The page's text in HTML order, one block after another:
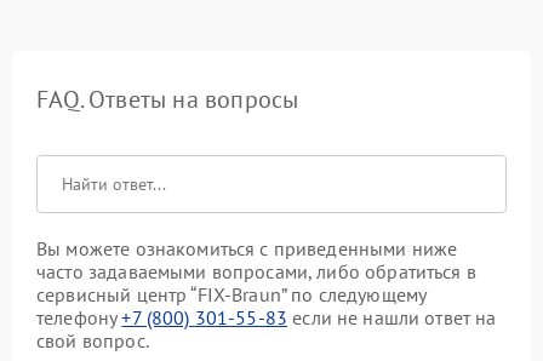
FAQ. Ответы на вопросы
Вы можете ознакомиться с приведенными ниже
часто задаваемыми вопросами, либо обратиться в
сервисный центр “FIX-Braun” по следующему
телефону+7 (800) 301-55-83 если не нашли ответ на
свой вопрос.